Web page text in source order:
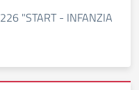
"START - INFANZIA